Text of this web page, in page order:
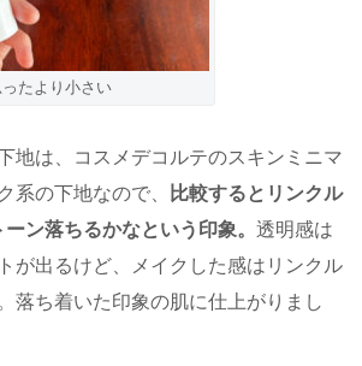
ったより小さい
地は、コスメデコルテのスキンミニマ
系の下地なので、
比較するとリンクル
ン落ちるかなという印象。 透明感は
が出るけど、メイクした感はリンクル
落ち着いた印象の肌に仕上がりまし